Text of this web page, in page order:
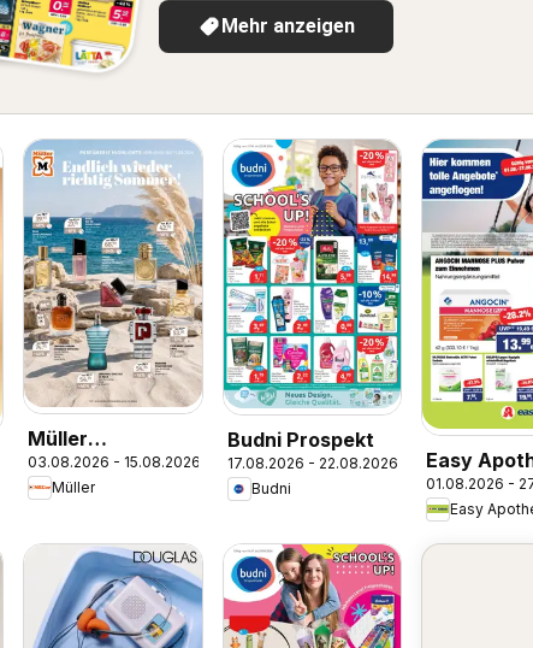
Mehr anzeigen
Müller
Parfümerie-
Highlights
03.08.2026 - 15.08.2026
Müller
Budni Prospekt
17.08.2026 - 22.08.2026
Budni
Easy
Prospekt
01.08.2026 -
Easy